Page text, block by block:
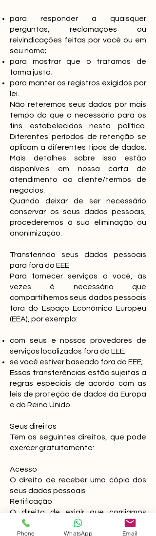
para responder a quaisquer
perguntas, reclamações ou
reivindicações feitas por você ou em
seu nome;
para mostrar que o tratamos de
forma justa;
para manter os registros exigidos por
lei.
Não reteremos seus dados por mais
tempo do que o necessário para os
fins estabelecidos nesta política.
Diferentes períodos de retenção se
aplicam a diferentes tipos de dados.
Mais detalhes sobre isso estão
disponíveis em nossa carta de
atendimento ao cliente/termos de
negócios.
Quando deixar de ser necessário
conservar os seus dados pessoais,
procederemos à sua eliminação ou
anonimização.
Transferindo seus dados pessoais
para fora do EEE
Para fornecer serviços a você, às
vezes é necessário que
compartilhemos seus dados pessoais
fora do Espaço Econômico Europeu
(EEA), por exemplo:
com seus e nossos provedores de
serviços localizados fora do EEE;
se você estiver baseado fora do EEE;
Essas transferências estão sujeitas a
regras especiais de acordo com as
leis de proteção de dados da Europa
e do Reino Unido.
Seus direitos
Tem os seguintes direitos, que pode
exercer gratuitamente:
Acesso
O direito de receber uma cópia dos
seus dados pessoais
Retificação
O direito de exigir que corrijamos
quaisquer erros nos seus dados
pessoais
Phone WhatsApp Email